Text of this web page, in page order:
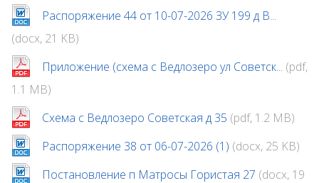
Распоряжение 44 от 10-07-2026 ЗУ 199 д В...
(docx, 21 KB)
Приложение (схема с Ведлозеро ул Советск... (pdf,
1.1 MB)
Схема с Ведлозеро Советская д 35 (pdf, 1.2 MB)
Распоряжение 38 от 06-07-2026 (1) (docx, 25 KB)
Постановление п Матросы Гористая 27 (docx, 19